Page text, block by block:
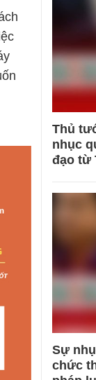
Thủ
nhục
đạo từ
Sự
chức